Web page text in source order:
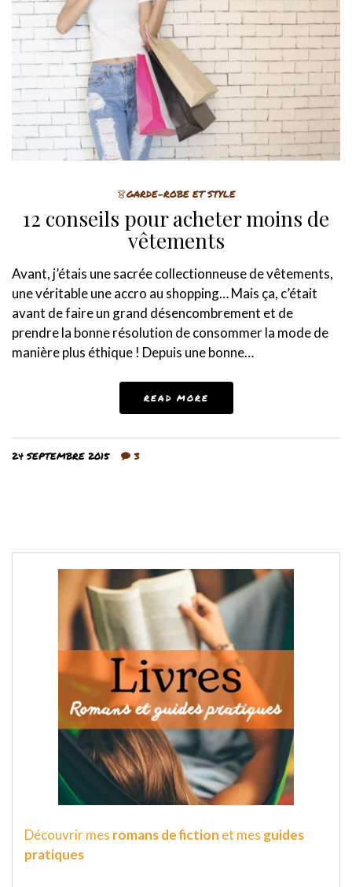
👗GARDE-ROBE ET STYLE
12 conseils pour acheter moins de
vêtements
Avant, j’étais une sacrée collectionneuse de vêtements,
une véritable une accro au shopping… Mais ça, c’était
avant de faire un grand désencombrement et de
prendre la bonne résolution de consommer la mode de
manière plus éthique ! Depuis une bonne…
READ MORE
24 SEPTEMBRE 2015 3
Découvrir mes romans de fiction et mes guides
pratiques